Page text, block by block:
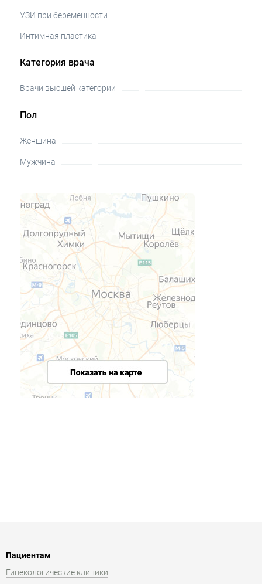
УЗИ при беременности
Интимная пластика
Категория врача
Врачи высшей категории
Пол
Женщина
Мужчина
Пациентам
Гинекологические клиники